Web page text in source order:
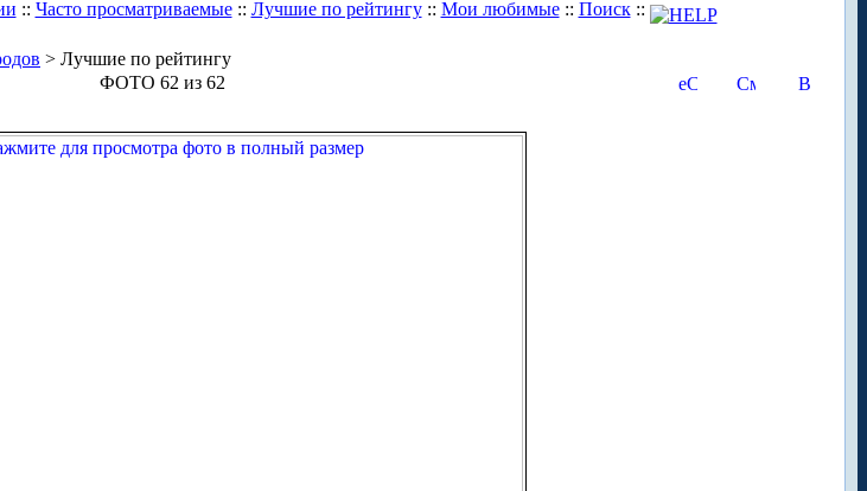
:: Часто просматриваемые:: Лучшие по рейтингу:: Мои любимые:: Поиск::
> Лучшие по рейтингу
ФОТО 62 из 62